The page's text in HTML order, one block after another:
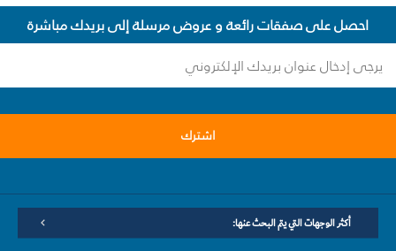
احصل على صفقات رائعة و عروض مرسلة إلى بريدك مباشرة
اشترك
أكثر الوجهات التي يتم البحث عنها: